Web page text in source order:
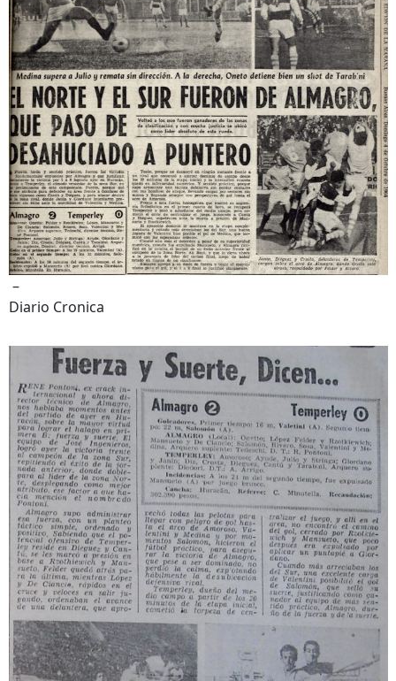
–
Diario Cronica